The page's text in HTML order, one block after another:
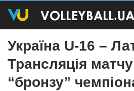
Україна U-16 –
Трансляція
“бронзу”